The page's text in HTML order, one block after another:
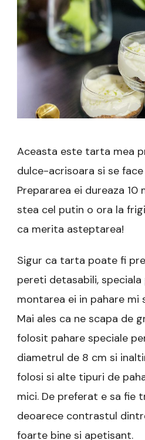
Aceasta este tarta mea
dulce-acrisoara si se
Prepararea ei dureaza 10
stea cel putin o ora la
ca merita asteptarea!
Sigur ca tarta poate fi
pereti detasabili,
montarea ei in pahare mi
Mai ales ca ne scapa de
folosit pahare speciale
diametrul de 8 cm si
folosi si alte tipuri de
mici. De preferat e sa fie
deoarece contrastul
foarte bine si apetisant.